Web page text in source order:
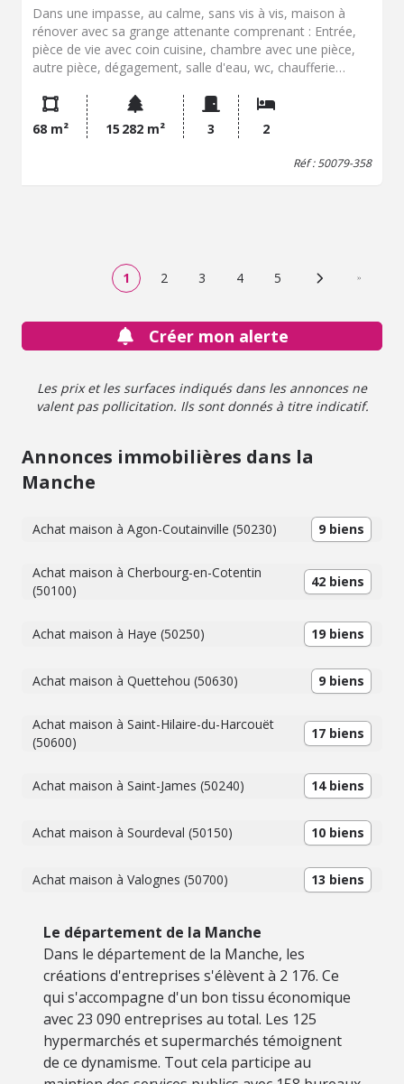
Dans une impasse, au calme, sans vis à vis, maison à
rénover avec sa grange attenante comprenant : Entrée,
pièce de vie avec coin cuisine, chambre avec une pièce,
autre pièce, dégagement, salle d'eau, wc, chaufferie
deux hangars en toles, ancienne étable, dépendance en
torchis, dépendance en pierres et tuiles. terrain autour
arboré
68 m² 15 282 m² 3 2
Réf : 50079-358
1 2 3 4 5 Page suivante
Créer mon alerte
Les prix et les surfaces indiqués dans les annonces ne
valent pas pollicitation. Ils sont donnés à titre indicatif.
Annonces immobilières dans la
Manche
Achat maison à Agon-Coutainville (50230) 9 biens
Achat maison à Cherbourg-en-Cotentin
(50100)
42 biens
Achat maison à Haye (50250) 19 biens
Achat maison à Quettehou (50630) 9 biens
Achat maison à Saint-Hilaire-du-Harcouët
(50600)
17 biens
Achat maison à Saint-James (50240) 14 biens
Achat maison à Sourdeval (50150) 10 biens
Achat maison à Valognes (50700) 13 biens
Le département de la Manche
Dans le département de la Manche, les
créations d'entreprises s'élèvent à 2 176. Ce
qui s'accompagne d'un bon tissu économique
avec 23 090 entreprises au total. Les 125
hypermarchés et supermarchés témoignent
de ce dynamisme. Tout cela participe au